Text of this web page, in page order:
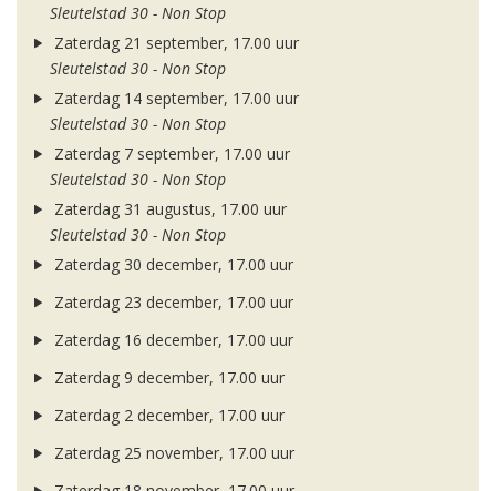
Sleutelstad 30 - Non Stop
Zaterdag 21 september, 17.00 uur
Sleutelstad 30 - Non Stop
Zaterdag 14 september, 17.00 uur
Sleutelstad 30 - Non Stop
Zaterdag 7 september, 17.00 uur
Sleutelstad 30 - Non Stop
Zaterdag 31 augustus, 17.00 uur
Sleutelstad 30 - Non Stop
Zaterdag 30 december, 17.00 uur
Zaterdag 23 december, 17.00 uur
Zaterdag 16 december, 17.00 uur
Zaterdag 9 december, 17.00 uur
Zaterdag 2 december, 17.00 uur
Zaterdag 25 november, 17.00 uur